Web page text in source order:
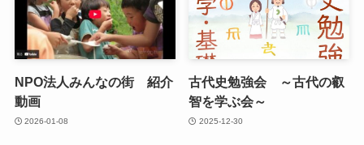
NPO法人みんなの街 紹介
動画
2026-01-08
古代史勉強会 ～古代の叡
智を学ぶ会～
2025-12-30